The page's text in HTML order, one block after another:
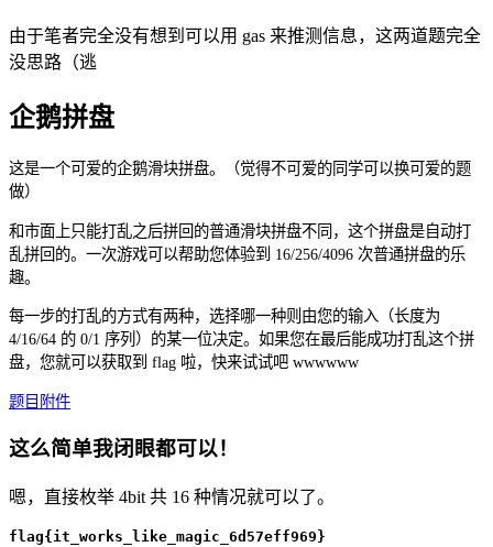
由于笔者完全没有想到可以用 gas 来推测信息，这两道题完全
没思路（逃
企鹅拼盘
这是一个可爱的企鹅滑块拼盘。（觉得不可爱的同学可以换可爱的题
做）
和市面上只能打乱之后拼回的普通滑块拼盘不同，这个拼盘是自动打
乱拼回的。一次游戏可以帮助您体验到 16/256/4096 次普通拼盘的乐
趣。
每一步的打乱的方式有两种，选择哪一种则由您的输入（长度为
4/16/64 的 0/1 序列）的某一位决定。如果您在最后能成功打乱这个拼
盘，您就可以获取到 flag 啦，快来试试吧 wwwwww
题目附件
这么简单我闭眼都可以！
嗯，直接枚举 4bit 共 16 种情况就可以了。
flag{it_works_like_magic_6d57eff969}